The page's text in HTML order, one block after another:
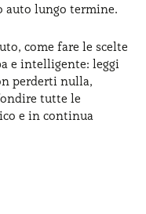
800595799
auto lungo termine.
come fare le scelte
e intelligente: leggi
perderti nulla,
tutte le
e in continua